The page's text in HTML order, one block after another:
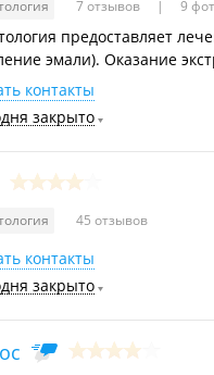
7 отзывов 9
предоставляет
эмали). Оказание
контакты
закрыто
45 отзывов
контакты
закрыто